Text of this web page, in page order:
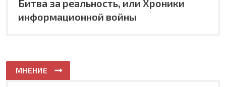
Битва за реальность, или Хроники
информационной войны
МНЕНИЕ